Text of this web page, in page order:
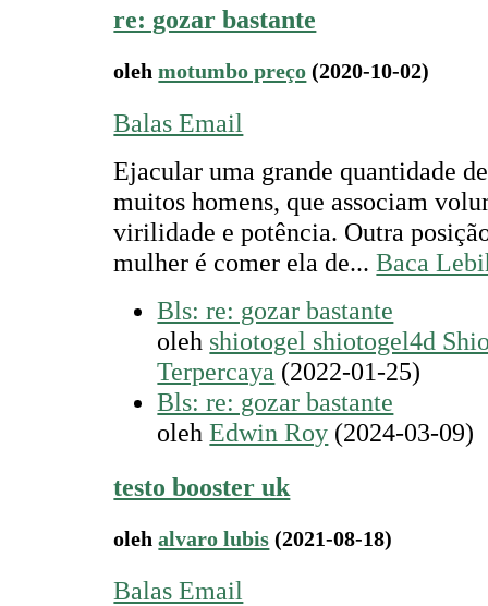
re: gozar bastante
olehmotumbo preço (2020-10-02)
Balas Email
Ejacular uma grande quantidade
muitos homens, que associam
virilidade e potência. Outra
mulher é comer ela de...Baca
Bls: re: gozar bastante
oleh shiotogel shiotogel4d
Terpercaya (2022-01-25)
Bls: re: gozar bastante
olehEdwin Roy (2024-03-09)
testo booster uk
olehalvaro lubis (2021-08-18)
Balas Email